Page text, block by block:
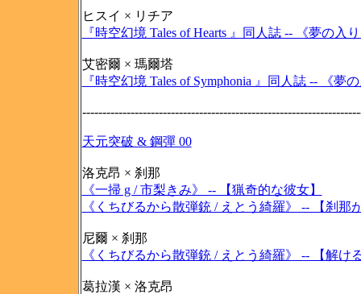
ヒスイ × リチア
『時空幻境 Tales of Hearts 』同人誌 -- 《夢の
艾密爾 × 瑪爾塔
『時空幻境 Tales of Symphonia 』同人誌 -- 《
天元突破 & 鋼彈 00
洛克昂 × 刹那
《一掃 g / 市梨きみ》 -- 【猟奇的な彼女】
《くちびるから散弾銃 / えとう綺羅》 -- 【刹那
尼爾 × 刹那
《くちびるから散弾銃 / えとう綺羅》 -- 【解け
葛拉漢 × 洛克昂